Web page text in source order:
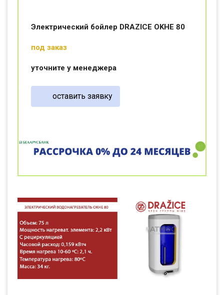
Электрический бойлер DRAZICE OKHE 80
под заказ
уточните у менеджера
оставить заявку